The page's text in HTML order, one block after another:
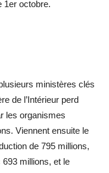
1er octobre.
ministères clés
de l’Intérieur perd
les organismes
Viennent ensuite le
de 795 millions,
millions, et le